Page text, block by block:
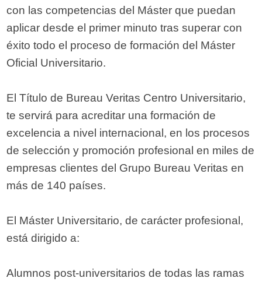
con las competencias del Máster que puedan
aplicar desde el primer minuto tras superar con
éxito todo el proceso de formación del Máster
Oficial Universitario.
El Título de Bureau Veritas Centro Universitario,
te servirá para acreditar una formación de
excelencia a nivel internacional, en los procesos
de selección y promoción profesional en miles de
empresas clientes del Grupo Bureau Veritas en
más de 140 países.
El Máster Universitario, de carácter profesional,
está dirigido a:
Alumnos post-universitarios de todas las ramas